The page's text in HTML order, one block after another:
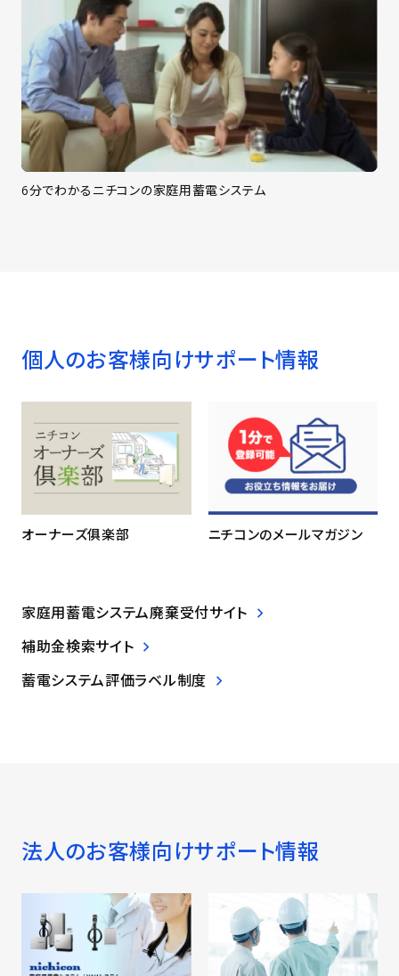
6分でわかるニチコンの家庭用蓄電システム
個人のお客様向けサポート情報
オーナーズ俱楽部 ニチコンのメールマガジン
家庭用蓄電システム廃棄受付サイト
補助金検索サイト
蓄電システム評価ラベル制度
法人のお客様向けサポート情報